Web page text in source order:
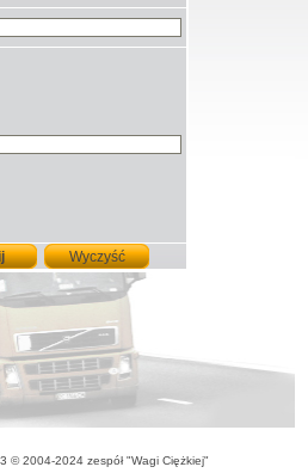
3 © 2004-2024 zespół "Wagi Ciężkiej"